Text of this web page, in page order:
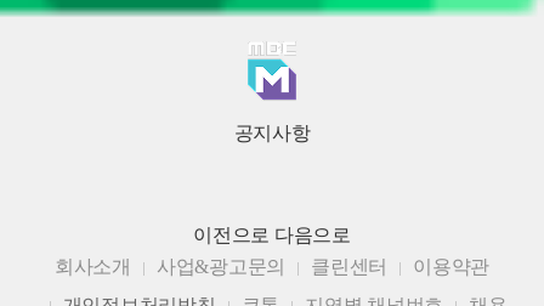
공지사항
이전으로 다음으로
회사소개
사업&광고문의 클린센터
이용약관